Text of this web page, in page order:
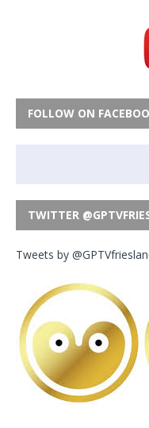
FOLLOW ON
TWITTER
Tweets by